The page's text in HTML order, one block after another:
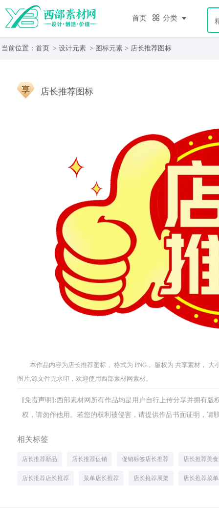
首页 分类
当前位置： 首页 > 设计元素 > 图标元素 > 店长推荐图标
店长推荐图标
本作品内容为店长推荐图标， 格式为 PNG， 版权为 共享素材， 大
图片,源文件无水印，欢迎使用西部素材网素材。
[免责声明]:西部素材网所有作品均是用户自行上传分享并拥有版
权，请勿作他用。若您的权利被侵害，请提供作品书面证明，请
相关标签
店长推荐新品 店长推荐促销 促销标签店长推荐 店长推荐美
店长推荐店长推荐 菜单店长推荐 店长推荐展架 店长推荐菜单